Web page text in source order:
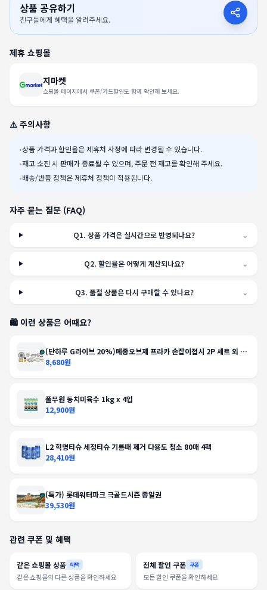
상품 공유하기
친구들에게 혜택을 알려주세요.
제휴 쇼핑몰
지마켓
쇼핑몰 페이지에서 쿠폰/카드할인도 함께 확인해 보세요.
⚠️ 주의사항
•상품 가격과 할인율은 제휴처 사정에 따라 변경될 수 있습니다.
•재고 소진 시 판매가 종료될 수 있으며, 주문 전 재고를 확인해 주세요.
•배송/반품 정책은 제휴처 정책이 적용됩니다.
자주 묻는 질문 (FAQ)
Q1.상품 가격은 실시간으로 반영되나요? ⌄
Q2.할인율은 어떻게 계산되나요? ⌄
Q3. 품절 상품은 다시 구매할 수 있나요? ⌄
🛍️ 이런 상품은 어때요?
(단하루 G라이브 20%)메종오브제 프라카 손잡이접시 2P 세트 외 도
자기 접시/볼/면기/머그 모음전
8,680원
풀무원 동치미육수 1kg x 4입
12,900원
L2 혁명티슈 세정티슈 기름때 제거 다용도 청소 80매 4팩
28,410원
(특가) 롯데워터파크 극골드시즌 종일권
39,530원
관련 쿠폰 및 혜택
같은 쇼핑몰 상품 혜택
같은 쇼핑몰의 다른 상품을 확인하세요
전체 할인 쿠폰 쿠폰
모든 할인 쿠폰을 확인하세요